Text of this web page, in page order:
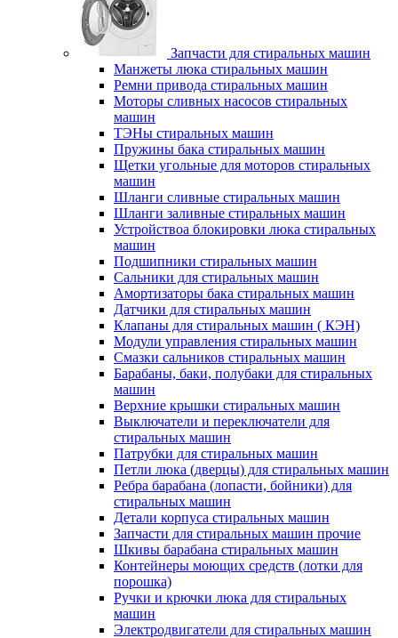
Запчасти для стиральных машин
Манжеты люка стиральных машин
Ремни привода стиральных машин
Моторы сливных насосов стиральных
машин
ТЭНы стиральных машин
Пружины бака стиральных машин
Щетки угольные для моторов стиральных
машин
Шланги сливные стиральных машин
Шланги заливные стиральных машин
Устройствоа блокировки люка стиральных
машин
Подшипники стиральных машин
Сальники для стиральных машин
Амортизаторы бака стиральных машин
Датчики для стиральных машин
Клапаны для стиральных машин ( КЭН)
Модули управления стиральных машин
Смазки сальников стиральных машин
Барабаны, баки, полубаки для стиральных
машин
Верхние крышки стиральных машин
Выключатели и переключатели для
стиральных машин
Патрубки для стиральных машин
Петли люка (дверцы) для стиральных машин
Ребра барабана (лопасти, бойники) для
стиральных машин
Детали корпуса стиральных машин
Запчасти для стиральных машин прочие
Шкивы барабана стиральных машин
Контейнеры моющих средств (лотки для
порошка)
Ручки и крючки люка для стиральных
машин
Электродвигатели для стиральных машин